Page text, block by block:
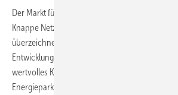
Der Markt für erneuerbare Energien ist
Knappe Netzanschlüsse, volatile
überzeichnete Ausschreibungen erhöhen das
Entwicklungsalltag. Für Projektentwickler binden
wertvolles Kapital. In diesem dynamischen
Energieparkentwickler